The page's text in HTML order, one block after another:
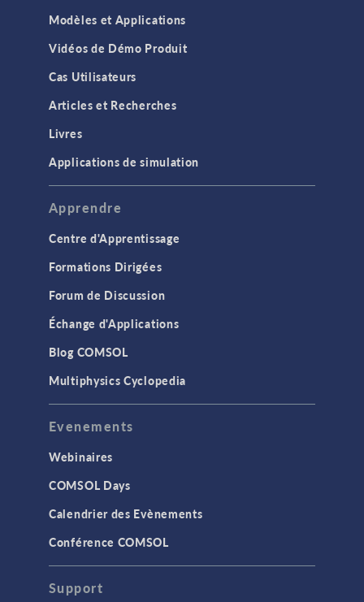
Modèles et Applications
Vidéos de Démo Produit
Cas Utilisateurs
Articles et Recherches
Livres
Applications de simulation
Apprendre
Centre d'Apprentissage
Formations Dirigées
Forum de Discussion
Échange d'Applications
Blog COMSOL
Multiphysics Cyclopedia
Evenements
Webinaires
COMSOL Days
Calendrier des Evènements
Conférence COMSOL
Support